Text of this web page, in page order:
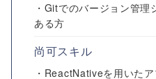
・Gitでのバージョン管
ある方
尚可スキル
・ReactNativeを用いた